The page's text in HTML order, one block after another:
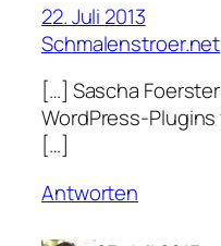
22. Juli 2013
Schmalenstroer.net
[…] Sascha
WordPress-
[…]
Antworten